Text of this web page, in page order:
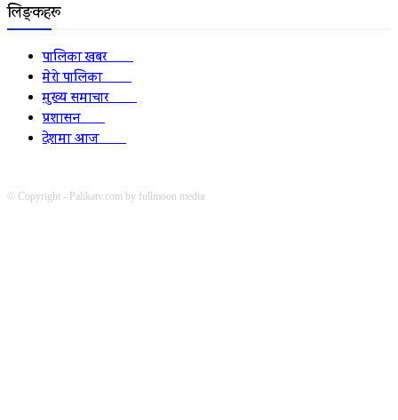
लिङ्कहरू
पालिका खबर2152
मेरो पालिका2078
मुख्य समाचार2010
प्रशासन1341
देशमा आज1278
© Copyright - Palikatv.com by fullmoon media